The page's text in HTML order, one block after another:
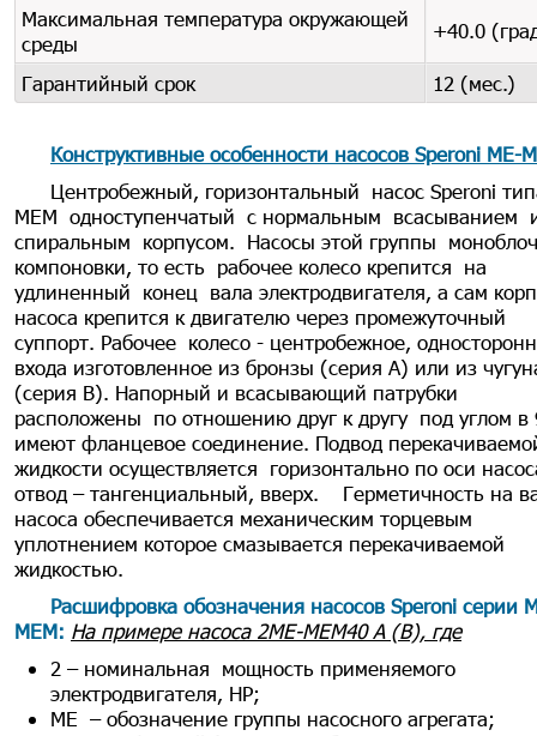
Максимальная температура окружающей
среды
+40.0
Гарантийный срок 12 (мес.)
Конструктивные особенности насосов Speroni МЕ-
Центробежный, горизонтальный насос Speroni
МЕМ одноступенчатый с нормальным всасыванием
спиральным корпусом. Насосы этой группы
компоновки, то есть рабочее колесо крепится на
удлиненный конец вала электродвигателя, а сам
насоса крепится к двигателю через промежуточный
суппорт. Рабочее колесо - центробежное,
входа изготовленное из бронзы (серия А) или из
(серия В). Напорный и всасывающий патрубки
расположены по отношению друг к другу под углом
имеют фланцевое соединение. Подвод
жидкости осуществляется горизонтально по оси
отвод – тангенциальный, вверх. Герметичность на
насоса обеспечивается механическим торцевым
уплотнением которое смазывается перекачиваемой
жидкостью.
Расшифровка обозначения насосов Speroni серии
МЕМ: На примере насоса 2МЕ-МЕМ40 А (В), где
2 – номинальная мощность применяемого
электродвигателя, НР;
МЕ – обозначение группы насосного агрегата;